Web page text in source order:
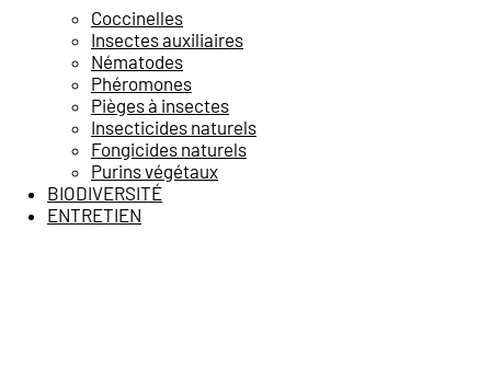
Coccinelles
Insectes auxiliaires
Nématodes
Phéromones
Pièges à insectes
Insecticides naturels
Fongicides naturels
Purins végétaux
BIODIVERSITÉ
ENTRETIEN